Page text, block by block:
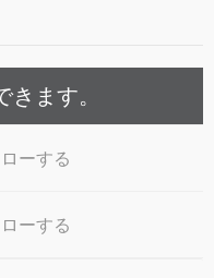
きます。
ーする
ーする